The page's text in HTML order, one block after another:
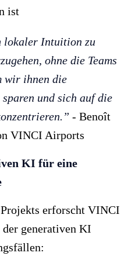
ist
lokaler Intuition zu
ohne die Teams
wir ihnen die
und sich auf die
- Benoît
VINCI Airports
KI für eine
erforscht VINCI
generativen KI